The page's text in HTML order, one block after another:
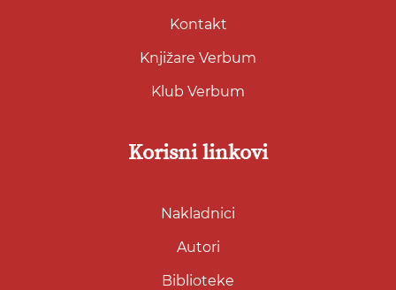
Kontakt
Knjižare Verbum
Klub Verbum
Korisni linkovi
Nakladnici
Autori
Biblioteke